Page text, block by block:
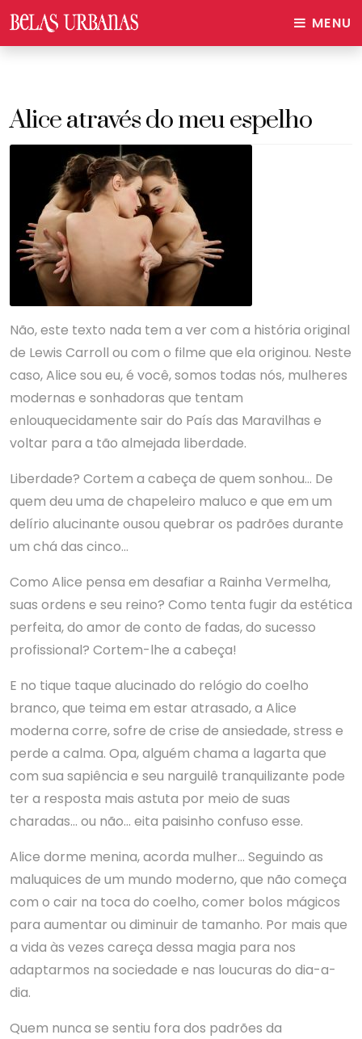
MENU
Alice através do meu espelho
Não, este texto nada tem a ver com a história original
de Lewis Carroll ou com o filme que ela originou. Neste
caso, Alice sou eu, é você, somos todas nós, mulheres
modernas e sonhadoras que tentam
enlouquecidamente sair do País das Maravilhas e
voltar para a tão almejada liberdade.
Liberdade? Cortem a cabeça de quem sonhou… De
quem deu uma de chapeleiro maluco e que em um
delírio alucinante ousou quebrar os padrões durante
um chá das cinco…
Como Alice pensa em desafiar a Rainha Vermelha,
suas ordens e seu reino? Como tenta fugir da estética
perfeita, do amor de conto de fadas, do sucesso
profissional? Cortem-lhe a cabeça!
E no tique taque alucinado do relógio do coelho
branco, que teima em estar atrasado, a Alice
moderna corre, sofre de crise de ansiedade, stress e
perde a calma. Opa, alguém chama a lagarta que
com sua sapiência e seu narguilê tranquilizante pode
ter a resposta mais astuta por meio de suas
charadas… ou não… eita paisinho confuso esse.
Alice dorme menina, acorda mulher… Seguindo as
maluquices de um mundo moderno, que não começa
com o cair na toca do coelho, comer bolos mágicos
para aumentar ou diminuir de tamanho. Por mais que
a vida às vezes careça dessa magia para nos
adaptarmos na sociedade e nas loucuras do dia-a-
dia.
Quem nunca se sentiu fora dos padrões da